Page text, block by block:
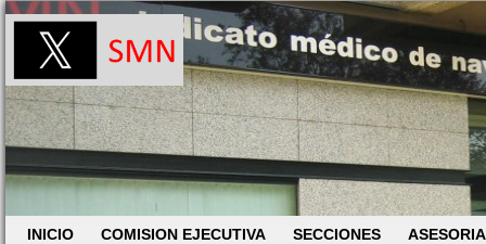
INICIO COMISION EJECUTIVA SECCIONES